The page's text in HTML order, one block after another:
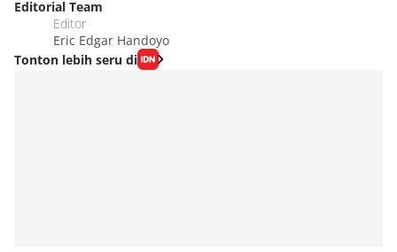
Editorial Team
Editor
Eric Edgar Handoyo
Tonton lebih seru di